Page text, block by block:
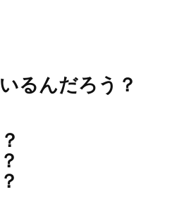
るんだろう？